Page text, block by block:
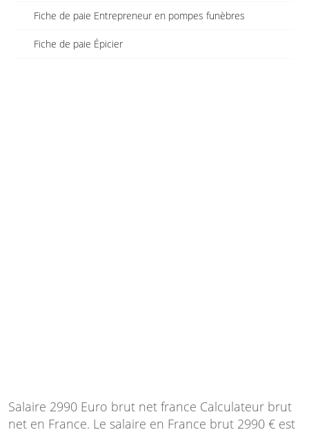
Fiche de paie Entrepreneur en pompes funèbres
Fiche de paie Épicier
Salaire 2990 Euro brut net france Calculateur brut
net en France. Le salaire en France brut 2990 € est